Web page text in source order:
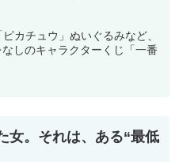
カチュウ」ぬいぐるみなど、
しのキャラクターくじ「一番
女。それは、ある“最低